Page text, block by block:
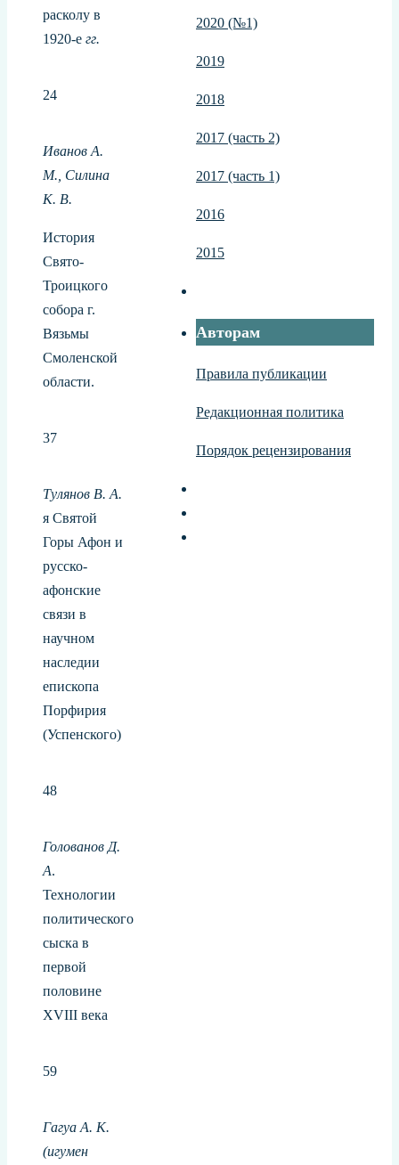
расколу в
1920-е гг.
24
Иванов А.
М., Силина
К. В.
История
Свято-
Троицкого
собора г.
Вязьмы
Смоленской
области.
37
Тулянов В. А.
я Святой
Горы Афон и
русско-
афонские
связи в
научном
наследии
епископа
Порфирия
(Успенского)
48
Голованов Д.
А.
Технологии
политического
сыска в
первой
половине
XVIII века
59
Гагуа А. К.
(игумен
2020 (№1)
2019
2018
2017 (часть 2)
2017 (часть 1)
2016
2015
Авторам
Правила публикации
Редакционная политика
Порядок рецензирования